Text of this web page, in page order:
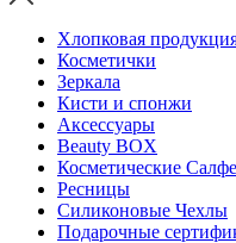
Хлопковая
Косметички
Зеркала
Кисти и спонжи
Аксессуары
Beauty BOX
Косметические
Ресницы
Силиконовые Чехлы
Подарочные